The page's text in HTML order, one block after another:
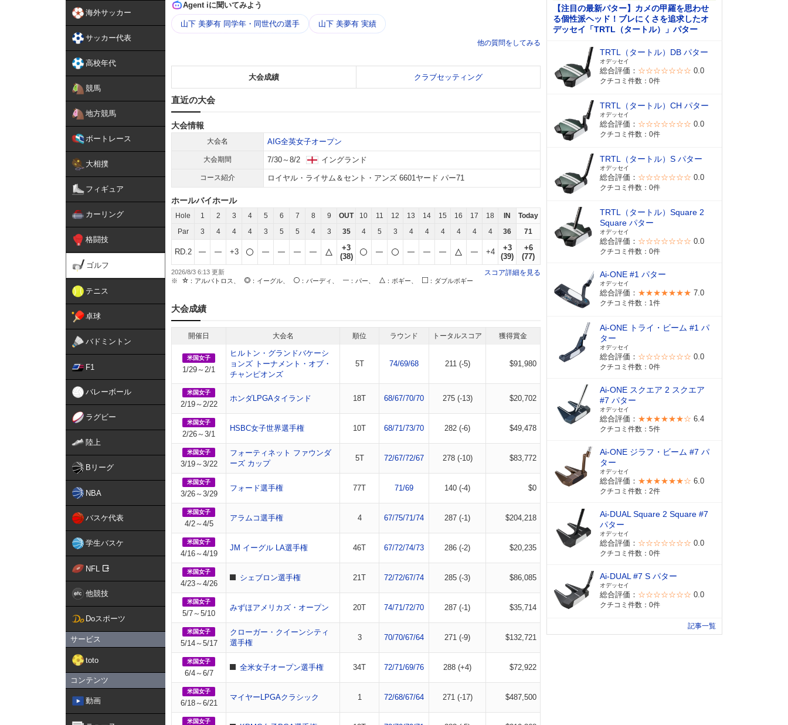
海外サッカー
サッカー代表
高校年代
競馬
地方競馬
ボートレース
大相撲
フィギュア
カーリング
格闘技
ゴルフ
テニス
卓球
バドミントン
F1
バレーボール
ラグビー
陸上
Bリーグ
NBA
バスケ代表
学生バスケ
NFL
他競技
Doスポーツ
サービス
toto
コンテンツ
動画
Agent iに聞いてみよう
山下 美夢有 同学年・同世代の選手 山下 美夢有 実績
他の質問をしてみる
大会成績 クラブセッティング
直近の大会
大会情報
大会名 AIG全英女子オープン
大会期間 7/30～8/2 イングランド
コース紹介 ロイヤル・ライサム＆セント・アンズ 6601ヤード パー71
ホールバイホール
Hole 1 2 3 4 5 6 7 8 9 OUT 10 11 12 13 14 15 16 17 18 IN
Today
Par
3 4 4 4 3 5 5 4 3 35 4 5 3 4 4 4 4 4 4 36 71
RD.2 +3
+3
(38)
+4
+3
(39)
+6
(77)
2026/8/3 6:13
：アルバトロス、
：イーグル、 ：バーディ、 ：パー、 ：ボギー、 ：ダブルボギー
スコア詳細を見る
大会成績
開催日 大会名 順位 ラウンド トータルスコア 獲得賞金
米国女子
1/29～2/1
ヒルトン・グランドバケーシ
ョンズ トーナメント・オブ・
チャンピオンズ
5T 74/69/68 211 (-5) $91,980
米国女子
2/19～2/22
ホンダLPGAタイランド 18T 68/67/70/70 275 (-13) $20,702
米国女子
2/26～3/1
HSBC女子世界選手権 10T 68/71/73/70 282 (-6) $49,478
米国女子
3/19～3/22
フォーティネット ファウンダ
ーズ カップ
5T 72/67/72/67 278 (-10) $83,772
米国女子
3/26～3/29
フォード選手権 77T 71/69 140 (-4) $0
米国女子
4/2～4/5
アラムコ選手権 4 67/75/71/74 287 (-1) $204,218
米国女子
4/16～4/19
JM イーグル LA選手権 46T 67/72/74/73 286 (-2) $20,235
米国女子
4/23～4/26
シェブロン選手権 21T 72/72/67/74 285 (-3) $86,085
米国女子
5/7～5/10
みずほアメリカズ・オープン 20T 74/71/72/70 287 (-1) $35,714
米国女子
5/14～5/17
クローガー・クイーンシティ
選手権
3 70/70/67/64 271 (-9) $132,721
米国女子
6/4～6/7
全米女子オープン選手権 34T 72/71/69/76 288 (+4) $72,922
米国女子
6/18～6/21
マイヤーLPGAクラシック 1 72/68/67/64 271 (-17) $487,500
米国女子
【注目の最新パター】カメの甲羅を思わせ
る個性派ヘッド！ブレにくさを追求したオ
デッセイ「TRTL（タートル）」パター
TRTL（タートル）DB パター
オデッセイ
総合評価： ☆☆☆☆☆☆☆ 0.0
クチコミ件数：0件
TRTL（タートル）CH パター
オデッセイ
総合評価： ☆☆☆☆☆☆☆ 0.0
クチコミ件数：0件
TRTL（タートル）S パター
オデッセイ
総合評価： ☆☆☆☆☆☆☆ 0.0
クチコミ件数：0件
TRTL（タートル）Square 2
Square パター
オデッセイ
総合評価： ☆☆☆☆☆☆☆ 0.0
クチコミ件数：0件
Ai-ONE #1 パター
オデッセイ
総合評価： ★★★★★★★ 7.0
クチコミ件数：1件
Ai-ONE トライ・ビーム #1 パ
ター
オデッセイ
総合評価： ☆☆☆☆☆☆☆ 0.0
クチコミ件数：0件
Ai-ONE スクエア 2 スクエア
#7 パター
オデッセイ
総合評価： ★★★★★★☆ 6.4
クチコミ件数：5件
Ai-ONE ジラフ・ビーム #7 パ
ター
オデッセイ
総合評価： ★★★★★★☆ 6.0
クチコミ件数：2件
Ai-DUAL Square 2 Square #7
パター
オデッセイ
総合評価： ☆☆☆☆☆☆☆ 0.0
クチコミ件数：0件
Ai-DUAL #7 S パター
オデッセイ
総合評価： ☆☆☆☆☆☆☆ 0.0
クチコミ件数：0件
記事一覧